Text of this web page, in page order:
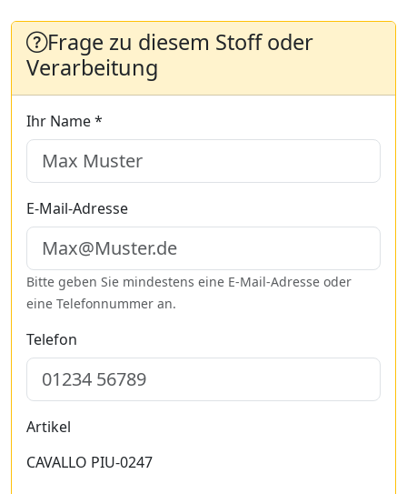
Frage zu diesem Stoff oder
Verarbeitung
Ihr Name *
E-Mail-Adresse
Bitte geben Sie mindestens eine E-Mail-Adresse oder
eine Telefonnummer an.
Telefon
Artikel
CAVALLO PIU-0247